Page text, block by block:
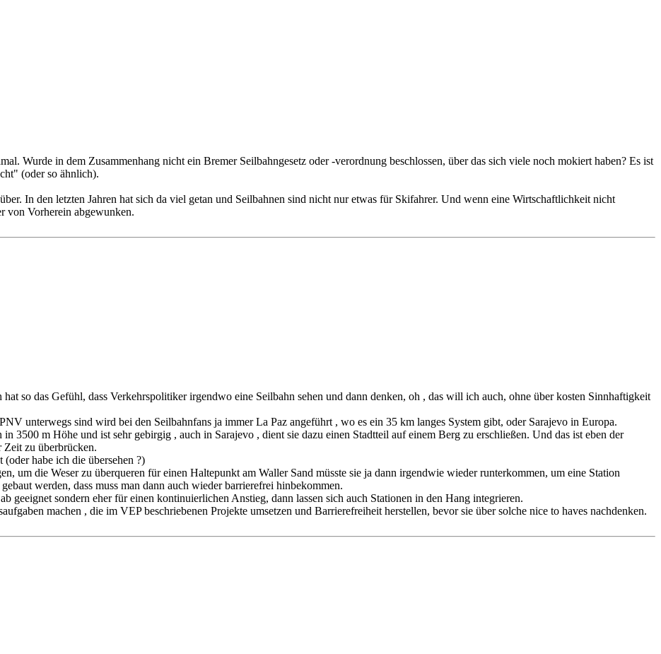
Wurde in dem Zusammenhang nicht ein Bremer Seilbahngesetz oder -verordnung beschlossen, über das sich viele noch mokiert haben? Es ist
(oder so ähnlich).
In den letzten Jahren hat sich da viel getan und Seilbahnen sind nicht nur etwas für Skifahrer. Und wenn eine Wirtschaftlichkeit nicht
von Vorherein abgewunken.
so das Gefühl, dass Verkehrspolitiker irgendwo eine Seilbahn sehen und dann denken, oh , das will ich auch, ohne über kosten Sinnhaftigkeit
unterwegs sind wird bei den Seilbahnfans ja immer La Paz angeführt , wo es ein 35 km langes System gibt, oder Sarajevo in Europa.
3500 m Höhe und ist sehr gebirgig , auch in Sarajevo , dient sie dazu einen Stadtteil auf einem Berg zu erschließen. Und das ist eben der
zu überbrücken.
habe ich die übersehen ?)
um die Weser zu überqueren für einen Haltepunkt am Waller Sand müsste sie ja dann irgendwie wieder runterkommen, um eine Station
werden, dass muss man dann auch wieder barrierefrei hinbekommen.
geeignet sondern eher für einen kontinuierlichen Anstieg, dann lassen sich auch Stationen in den Hang integrieren.
machen , die im VEP beschriebenen Projekte umsetzen und Barrierefreiheit herstellen, bevor sie über solche nice to haves nachdenken.